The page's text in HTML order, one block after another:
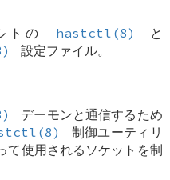
トの
hastctl(8)
と
設定ファイル。
デーモンと通信するため
制御ユーティリ
て使用されるソケットを制